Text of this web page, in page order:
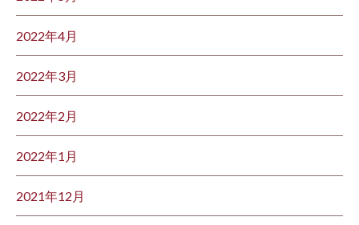
2022年4月
2022年3月
2022年2月
2022年1月
2021年12月